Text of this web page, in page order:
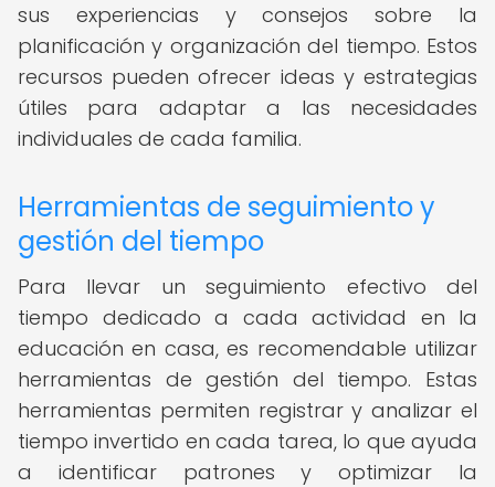
sus experiencias y consejos sobre la
planificación y organización del tiempo. Estos
recursos pueden ofrecer ideas y estrategias
útiles para adaptar a las necesidades
individuales de cada familia.
Herramientas de seguimiento y
gestión del tiempo
Para llevar un seguimiento efectivo del
tiempo dedicado a cada actividad en la
educación en casa, es recomendable utilizar
herramientas de gestión del tiempo. Estas
herramientas permiten registrar y analizar el
tiempo invertido en cada tarea, lo que ayuda
a identificar patrones y optimizar la